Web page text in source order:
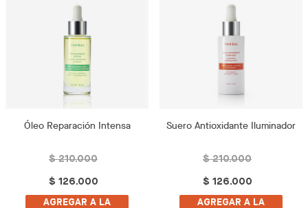
Óleo Reparación Intensa
$ 210.000
$ 126.000
AGREGAR A LA
Suero Antioxidante Iluminador
$ 210.000
$ 126.000
AGREGAR A LA